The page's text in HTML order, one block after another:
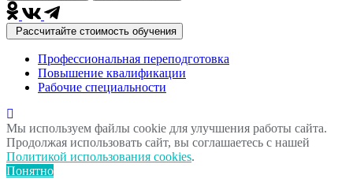
Рассчитайте стоимость обучения
Профессиональная переподготовка
Повышение квалификации
Рабочие специальности
Мы используем файлы cookie для улучшения работы сайта.
Продолжая использовать сайт, вы соглашаетесь с нашей
Политикой использования cookies.
Понятно